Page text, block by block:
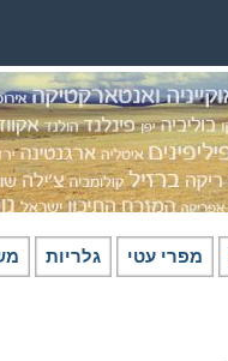
מפרי עטי גלריות